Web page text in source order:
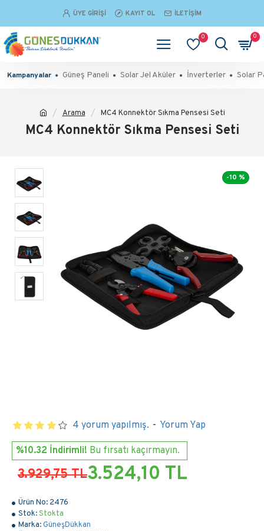
ÜYE GIRIŞI KAYIT OL İLETIŞIM
0 0
Kampanyalar Güneş Paneli Solar Jel Aküler İnverterler Solar
Arama MC4 Konnektör Sıkma Pensesi Seti
MC4 Konnektör Sıkma Pensesi Seti
-10 %
Ürün No: 2476
Stok:Stokta
Marka:GüneşDükkan
4 yorum yapılmış. - Yorum Yap
%10.32 İndirimli! Bu fırsatı kaçırmayın.
3.929,75 TL3.524,10 TL